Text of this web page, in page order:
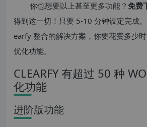
你也想要以上甚至更多功能？ 免费
得到这一切！只要 5-10 分钟设定完成
earfy 整合的解决方案，你要花费多少
优化功能。
CLEARFY 有超过 50 种
化功能
进阶版功能